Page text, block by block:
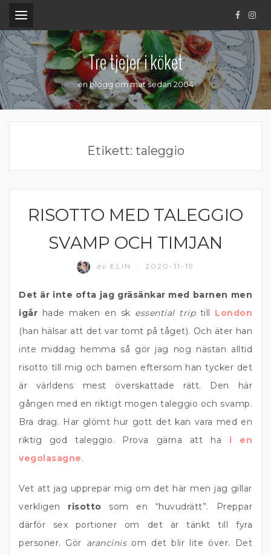
.
Tre tjejer i köket
en blogg om mat sedan 2004
Etikett: taleggio
KOMFORTMAT
RISOTTO MED TALEGGIO
SVAMP OCH TIMJAN
av ELIN 2020-11-19
Det är inte ofta jag gräsänkar med barnen men
igår hade maken en sk essential trip till London
(han hälsar att det var tomt på tåget). Och äter han
inte middag hemma så gör jag nog nästan alltid
risotto till mig och barnen eftersom han tycker det
är världens mest överskattade rätt. Den här
gången med en riktigt mogen taleggio och svamp.
Bra drag. Har glömt hur gott det kan vara med en
riktig god taleggio. Prova gärna att ha i en
vegolasagne.
Vet att jag upprepar mig om det här men jag gillar
verkligen risotto som en “huvudrätt”. Preppar
därför sex portioner om det är tänkt till fyra
personer. Gör arancinisom det blir lite över. Det